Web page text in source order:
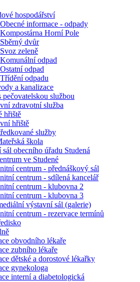
hospodářství
Obecné informace - odpady
Kompostárna Horní Pole
Sběrný dvůr
Svoz zeleně
Komunální odpad
Ostatní odpad
Třídění odpadu
a kanalizace
pečovatelskou službou
zdravotní služba
hřiště
hřiště
služby
škola
obecního úřadu Studená
ve Studené
centrum - přednáškový sál
centrum - sdílená kancelář
centrum - klubovna 2
centrum - klubovna 3
výstavní sál (galerie)
centrum - rezervace termínů
obvodního lékaře
zubního lékaře
dětské a dorostové lékařky
gynekologa
interní a diabetologická